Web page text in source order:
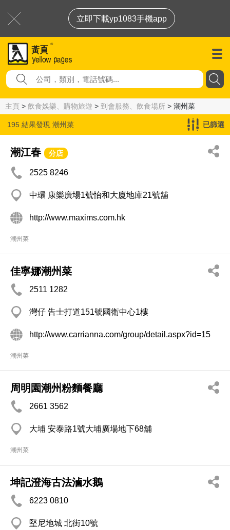
立即下載yp1083手機app
主頁 > 飲食娛樂、購物旅遊 > 到會服務、飲食場所 > 潮州菜
195 結果發現 潮州菜 已篩選
潮江春 分店
2525 8246
中環 康樂廣場1號怡和大廈地庫21號舖
http://www.maxims.com.hk
潮州菜
佳寧娜潮州菜
2511 1282
灣仔 告士打道151號國衛中心1樓
http://www.carrianna.com/group/detail.aspx?id=15
潮州菜
周明園潮州粉麵餐廳
2661 3562
大埔 安泰路1號大埔廣場地下68舖
潮州菜
坤記澄海古法滷水鵝
6223 0810
堅尼地城 北街10號